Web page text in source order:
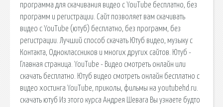
программа для скачивания видео с YouTube бесплатно, без
программ и регистрации. Сайт позволяет вам скачивать
видео с YouTube (ютуб) бесплатно, без программ, без
регистрации. Лучший способ скачать Ютуб видео, музыку с
Контакта, Одноклассников и многих других сайтов. Ютуб -
Главная страница. YouTube - Видео смотреть онлайн или
скачать бесплатно. Ютуб видео смотреть онлайн бесплатно с
видео хостинга YouTube, приколы, фильмы на youtubehd.ru.
скачать ютуб Из этого курса Андрея Шевага Вы узнаете будто